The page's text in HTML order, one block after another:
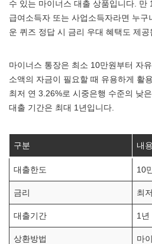
수 있는 마이너스 대출 상품입니다. 만
급여소득자 또는 사업소득자라면 누
운 퀴즈 정답 시 금리 우대 혜택도 제공
마이너스 통장은 최소 10만원부터 자
소액의 자금이 필요할 때 유용하게 활
최저 연 3.26%로 시중은행 수준의 낮
대출 기간은 최대 1년입니다.
구분 내용
대출한도 10
금리 최
대출기간 1년
상환방법 마